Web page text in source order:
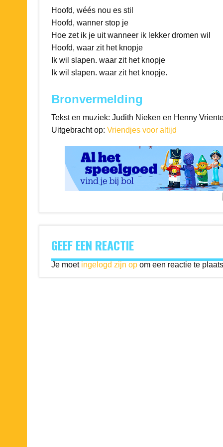
Hoofd, wéés nou es stil
Hoofd, wanner stop je
Hoe zet ik je uit wanneer ik lekker dromen wil
Hoofd, waar zit het knopje
Ik wil slapen. waar zit het knopje
Ik wil slapen. waar zit het knopje.
Bronvermelding
Tekst en muziek: Judith Nieken en Henny
Uitgebracht op: Vriendjes voor altijd
GEEF EEN REACTIE
Je moet ingelogd zijn opom een reactie te